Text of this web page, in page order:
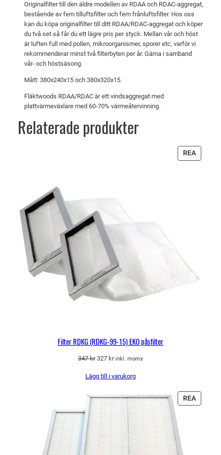
s
e
t
v
a
r
:
7
6
.
ä
r
:
7
1
5
k
.
Originalfilter till den äldre modellen av RDAA och RDAC-aggregat,
bestående av fem tilluftsfilter och fem frånluftsfilter. Hos oss
kan du köpa originalfilter till ditt RDAA/RDAC-aggregat och köper
du två set så får du ett lägre pris per styck. Mellan vår och höst
är luften full med pollen, mikroorganismer, sporer etc, varför vi
rekommenderar minst två filterbyten per år. Gärna i samband
vår- och höstsäsong.
Mått: 380x240x15 och 380x320x15.
Fläktwoods RDAA/RDAC är ett vindsaggregat med
plattvärmeväxlare med 60-70% värmeåtervinning.
Relaterade produkter
REA
PÅ
Filter RDKG (RDKG-99-15) EKO påsfilter
347kr Det
priset
347 kr.
327 krDet
priset
327 kr.
inkl. moms
Lägg till i varukorg
REA
PÅ